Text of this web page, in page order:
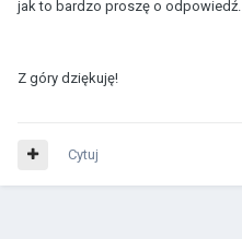
jak to bardzo proszę o odpowiedź.
Z góry dziękuję!
Cytuj